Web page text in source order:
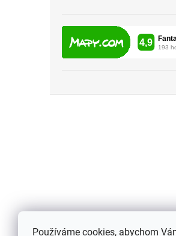
Používáme cookies, abychom